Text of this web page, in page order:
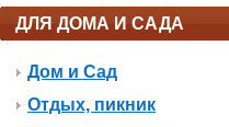
ДЛЯ ДОМА И САДА
Дом и Сад
Отдых, пикник